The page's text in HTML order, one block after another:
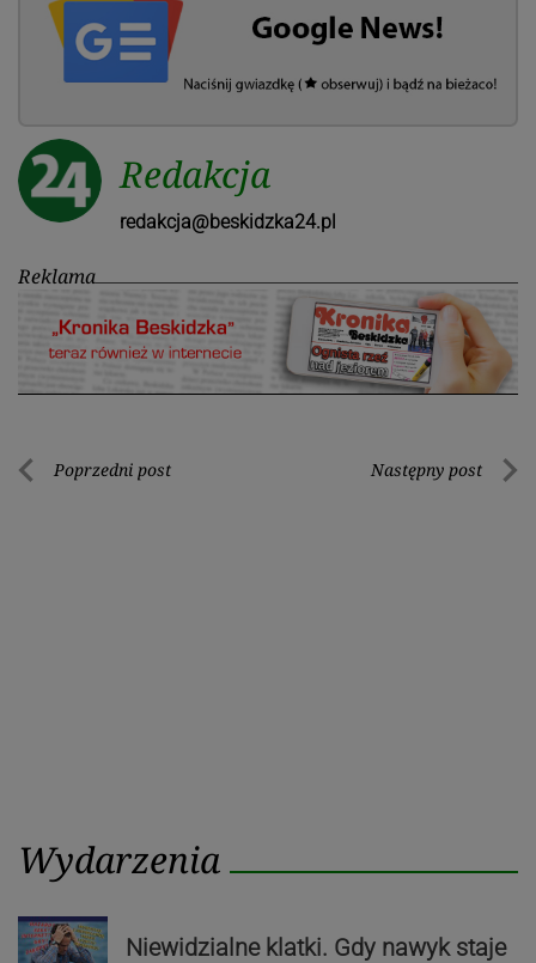
Redakcja
redakcja@beskidzka24.pl
Reklama
Nawigacja
Poprzedni post Następny post
Wydarzenia
Niewidzialne klatki. Gdy nawyk staje